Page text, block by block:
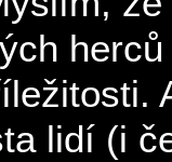
lidí (i